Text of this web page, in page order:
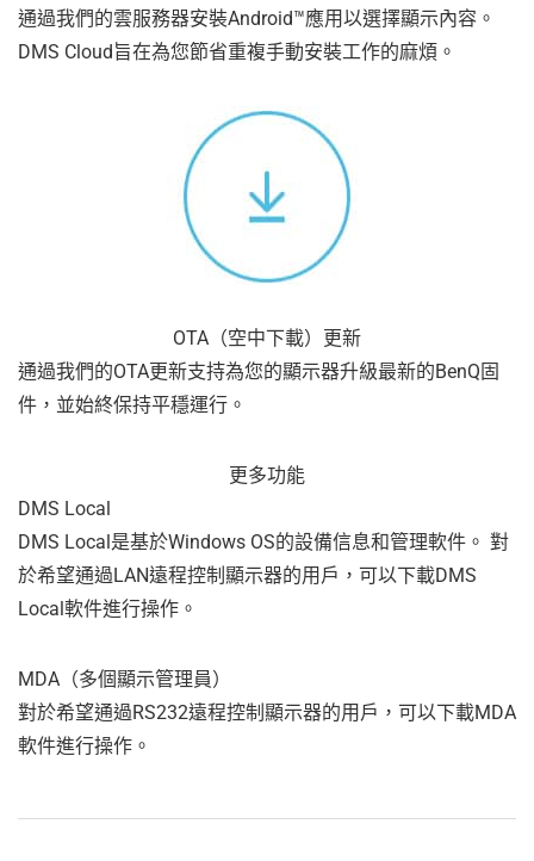
通過我們的雲服務器安裝Android™應用以選擇顯示內容。
DMS Cloud旨在為您節省重複手動安裝工作的麻煩。
OTA（空中下載）更新
通過我們的OTA更新支持為您的顯示器升級最新的BenQ固
件，並始終保持平穩運行。
更多功能
DMS Local
DMS Local是基於Windows OS的設備信息和管理軟件。 對
於希望通過LAN遠程控制顯示器的用戶，可以下載DMS
Local軟件進行操作。
MDA（多個顯示管理員）
對於希望通過RS232遠程控制顯示器的用戶，可以下載MDA
軟件進行操作。